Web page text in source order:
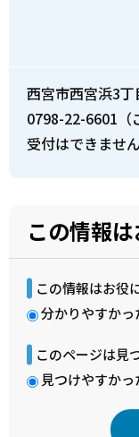
西宮市西宮浜3
0798-22-6601（
受付はできません
この情報
この情報はお役
分かりやすかっ
このページは見
見つけやすかっ